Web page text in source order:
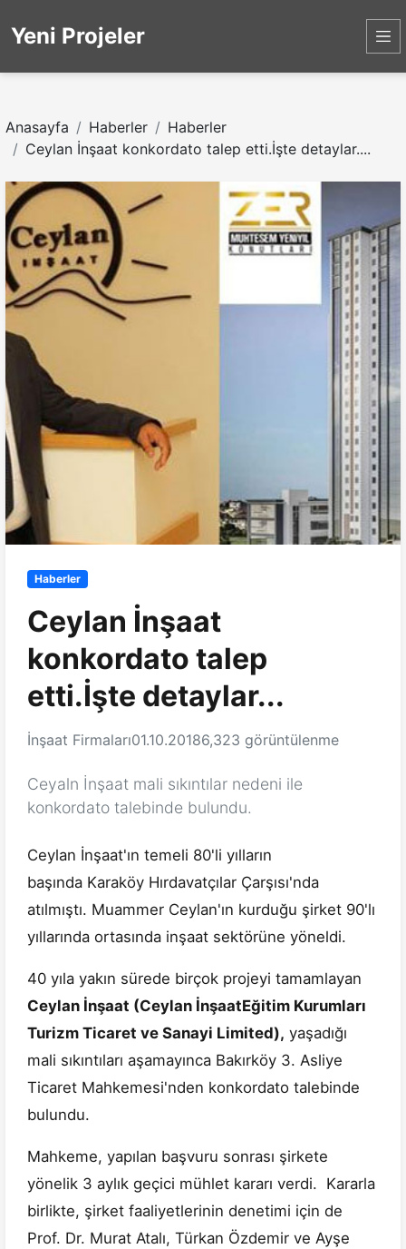
Yeni Projeler
Anasayfa Haberler
Haberler
Ceylan İnşaat konkordato talep etti.İşte detaylar....
Haberler
Ceylan İnşaat
konkordato talep
etti.İşte detaylar...
İnşaat Firmaları01.10.20186,323 görüntülenme
Ceyaln İnşaat mali sıkıntılar nedeni ile
konkordato talebinde bulundu.
Ceylan İnşaat'ın temeli 80'li yılların
başında Karaköy Hırdavatçılar Çarşısı'nda
atılmıştı. Muammer Ceylan'ın kurduğu şirket 90'lı
yıllarında ortasında inşaat sektörüne yöneldi.
40 yıla yakın sürede birçok projeyi tamamlayan
Ceylan İnşaat (Ceylan İnşaatEğitim Kurumları
Turizm Ticaret ve Sanayi Limited), yaşadığı
mali sıkıntıları aşamayınca Bakırköy 3. Asliye
Ticaret Mahkemesi'nden konkordato talebinde
bulundu.
Mahkeme, yapılan başvuru sonrası şirkete
yönelik 3 aylık geçici mühlet kararı verdi. Kararla
birlikte, şirket faaliyetlerinin denetimi için de
Prof. Dr. Murat Atalı, Türkan Özdemir ve Ayşe